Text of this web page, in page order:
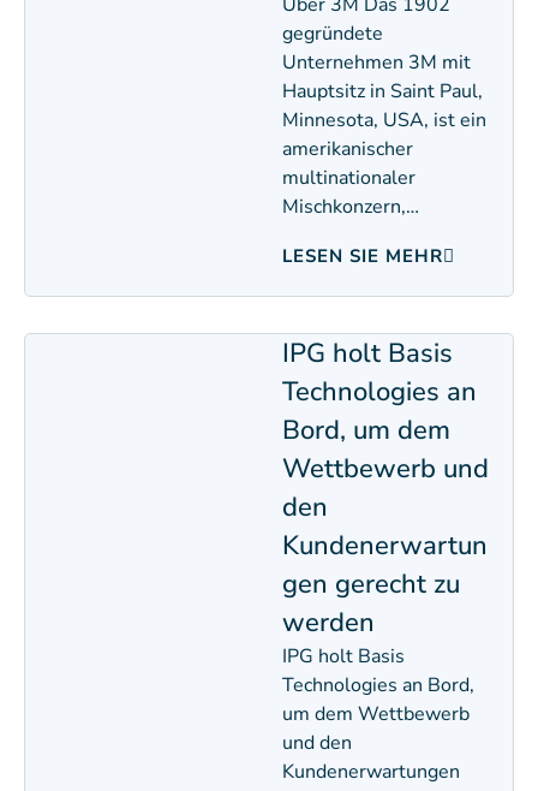
gegründete
Unternehmen 3M mit
Hauptsitz in Saint Paul,
Minnesota, USA, ist ein
amerikanischer
multinationaler
Mischkonzern,…
LESEN SIE MEHR
IPG holt Basis
Technologies an
Bord, um dem
Wettbewerb und
den
Kundenerwartun
gen gerecht zu
werden
IPG holt Basis
Technologies an Bord,
um dem Wettbewerb
und den
Kundenerwartungen